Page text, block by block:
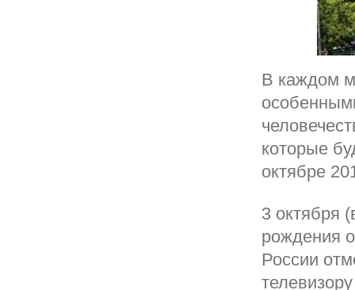
В каждом
которые
октябре
3 октября
рождения
России